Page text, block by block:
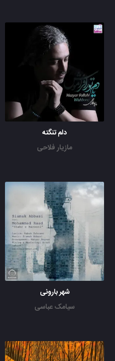
دلم تنگته
مازیار فلاحی
شهر بارونی
سیامک عباسی